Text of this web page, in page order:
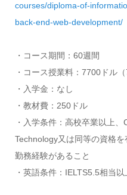
courses/diploma-of-
back-end-web-development/
・コース期間：60週間
・コース授業料：7700ドル
・入学金：なし
・教材費：250ドル
・入学条件：高校卒業以上
Technology又は同等の資格
勤務経験があること
・英語条件：IELTS5.5相当以